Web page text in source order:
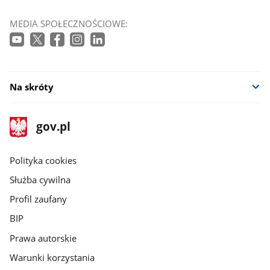
MEDIA SPOŁECZNOŚCIOWE:
Na skróty
stopka
gov.pl
Strona
gov.pl
gov.pl
Polityka cookies
Służba cywilna
Profil zaufany
BIP
Prawa autorskie
Warunki korzystania